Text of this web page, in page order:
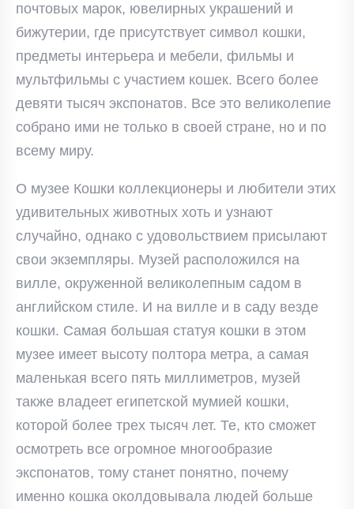
почтовых марок, ювелирных украшений и
бижутерии, где присутствует символ кошки,
предметы интерьера и мебели, фильмы и
мультфильмы с участием кошек. Всего более
девяти тысяч экспонатов. Все это великолепие
собрано ими не только в своей стране, но и по
всему миру.
О музее Кошки коллекционеры и любители этих
удивительных животных хоть и узнают
случайно, однако с удовольствием присылают
свои экземпляры. Музей расположился на
вилле, окруженной великолепным садом в
английском стиле. И на вилле и в саду везде
кошки. Самая большая статуя кошки в этом
музее имеет высоту полтора метра, а самая
маленькая всего пять миллиметров, музей
также владеет египетской мумией кошки,
которой более трех тысяч лет. Те, кто сможет
осмотреть все огромное многообразие
экспонатов, тому станет понятно, почему
именно кошка околдовывала людей больше